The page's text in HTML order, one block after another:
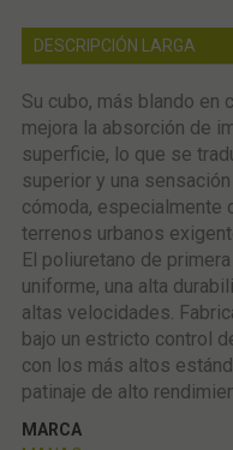
DESCRIPCIÓN LARGA
Su cubo, más blando en
mejora la absorción de
superficie, lo que se
superior y una
cómoda, especialmente
terrenos urbanos
El poliuretano de
uniforme, una alta
altas velocidades.
bajo un estricto control
con los más altos
patinaje de alto
MARCA